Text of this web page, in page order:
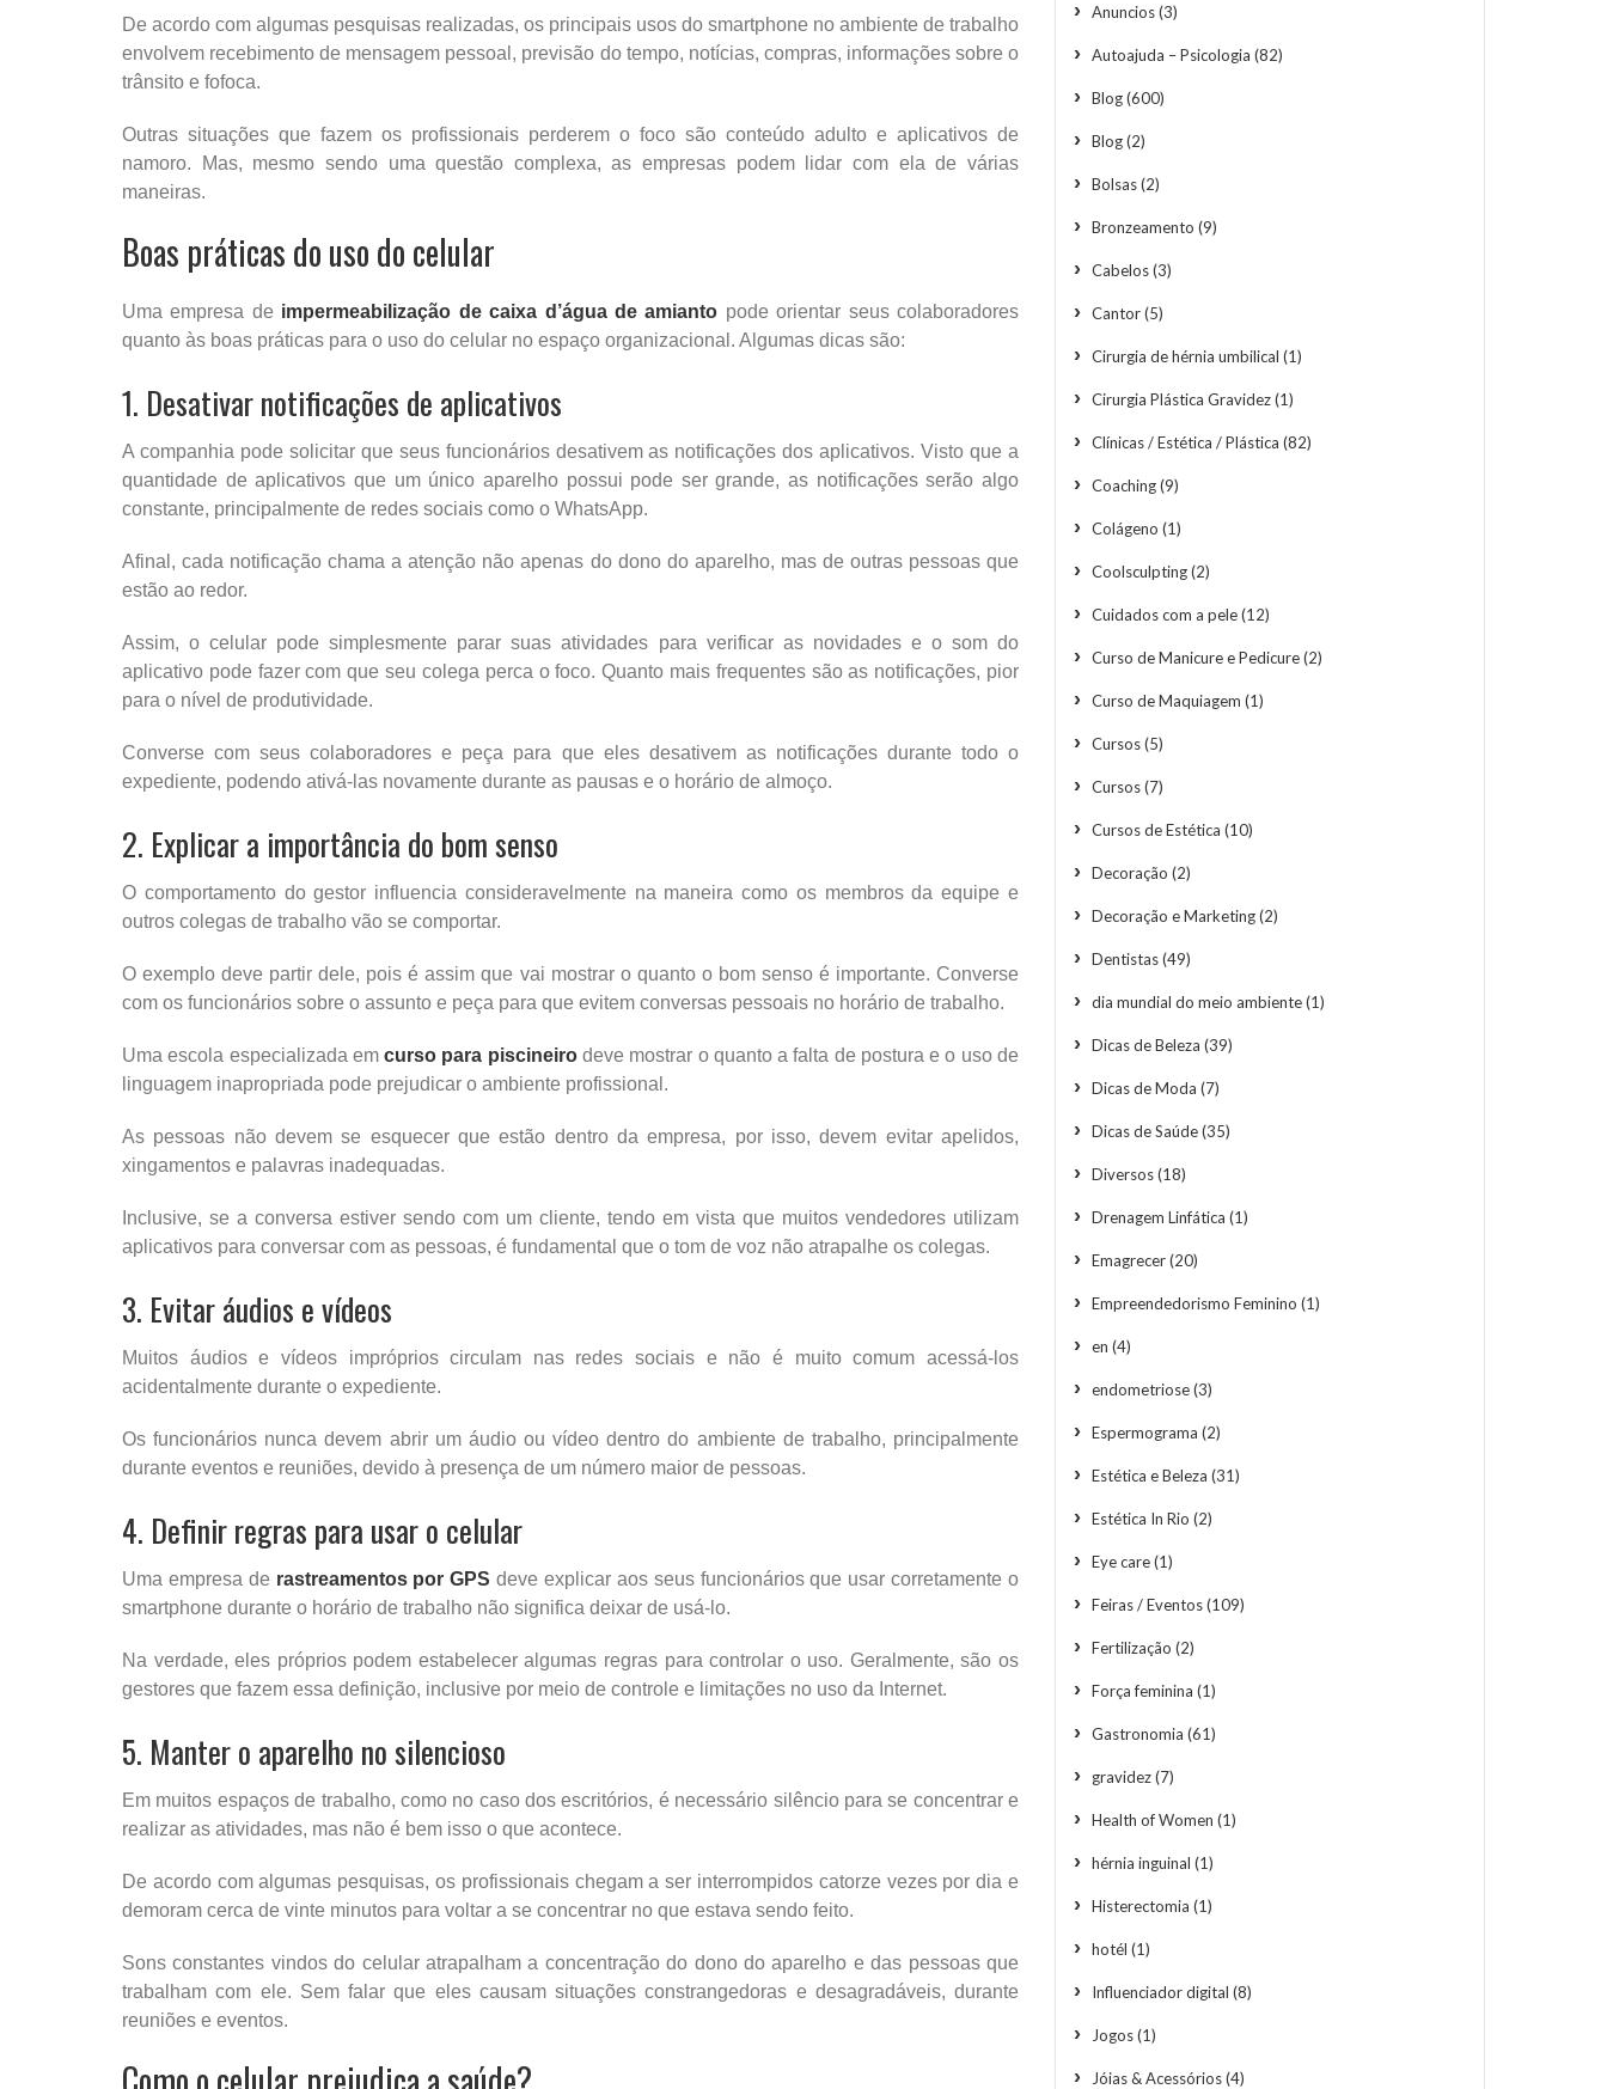
De acordo com algumas pesquisas realizadas, os principais usos do smartphone no ambiente de trabalho
envolvem recebimento de mensagem pessoal, previsão do tempo, notícias, compras, informações sobre o
trânsito e fofoca.
Outras situações que fazem os profissionais perderem o foco são conteúdo adulto e aplicativos de
namoro. Mas, mesmo sendo uma questão complexa, as empresas podem lidar com ela de várias
maneiras.
Boas práticas do uso do celular
Uma empresa de impermeabilização de caixa d’água de amianto pode orientar seus colaboradores
quanto às boas práticas para o uso do celular no espaço organizacional. Algumas dicas são:
1. Desativar notificações de aplicativos
A companhia pode solicitar que seus funcionários desativem as notificações dos aplicativos. Visto que a
quantidade de aplicativos que um único aparelho possui pode ser grande, as notificações serão algo
constante, principalmente de redes sociais como o WhatsApp.
Afinal, cada notificação chama a atenção não apenas do dono do aparelho, mas de outras pessoas que
estão ao redor.
Assim, o celular pode simplesmente parar suas atividades para verificar as novidades e o som do
aplicativo pode fazer com que seu colega perca o foco. Quanto mais frequentes são as notificações, pior
para o nível de produtividade.
Converse com seus colaboradores e peça para que eles desativem as notificações durante todo o
expediente, podendo ativá-las novamente durante as pausas e o horário de almoço.
2. Explicar a importância do bom senso
O comportamento do gestor influencia consideravelmente na maneira como os membros da equipe e
outros colegas de trabalho vão se comportar.
O exemplo deve partir dele, pois é assim que vai mostrar o quanto o bom senso é importante. Converse
com os funcionários sobre o assunto e peça para que evitem conversas pessoais no horário de trabalho.
Uma escola especializada emcurso para piscineirodeve mostrar o quanto a falta de postura e o uso de
linguagem inapropriada pode prejudicar o ambiente profissional.
As pessoas não devem se esquecer que estão dentro da empresa, por isso, devem evitar apelidos,
xingamentos e palavras inadequadas.
Inclusive, se a conversa estiver sendo com um cliente, tendo em vista que muitos vendedores utilizam
aplicativos para conversar com as pessoas, é fundamental que o tom de voz não atrapalhe os colegas.
3. Evitar áudios e vídeos
Muitos áudios e vídeos impróprios circulam nas redes sociais e não é muito comum acessá-los
acidentalmente durante o expediente.
Os funcionários nunca devem abrir um áudio ou vídeo dentro do ambiente de trabalho, principalmente
durante eventos e reuniões, devido à presença de um número maior de pessoas.
4. Definir regras para usar o celular
Uma empresa de rastreamentos por GPS deve explicar aos seus funcionários que usar corretamente o
smartphone durante o horário de trabalho não significa deixar de usá-lo.
Na verdade, eles próprios podem estabelecer algumas regras para controlar o uso. Geralmente, são os
gestores que fazem essa definição, inclusive por meio de controle e limitações no uso da Internet.
5. Manter o aparelho no silencioso
Em muitos espaços de trabalho, como no caso dos escritórios, é necessário silêncio para se concentrar e
realizar as atividades, mas não é bem isso o que acontece.
De acordo com algumas pesquisas, os profissionais chegam a ser interrompidos catorze vezes por dia e
demoram cerca de vinte minutos para voltar a se concentrar no que estava sendo feito.
Sons constantes vindos do celular atrapalham a concentração do dono do aparelho e das pessoas que
trabalham com ele. Sem falar que eles causam situações constrangedoras e desagradáveis, durante
reuniões e eventos.
Anuncios(3)
Autoajuda – Psicologia (82)
Blog(600)
Blog(2)
Bolsas(2)
Bronzeamento (9)
Cabelos(3)
Cantor(5)
Cirurgia de hérnia umbilical (1)
Cirurgia Plástica Gravidez(1)
Clínicas / Estética / Plástica (82)
Coaching(9)
Colágeno (1)
Coolsculpting(2)
Cuidados com a pele(12)
Curso de Manicure e Pedicure(2)
Curso de Maquiagem (1)
Cursos(5)
Cursos(7)
Cursos de Estética (10)
Decoração (2)
Decoração e Marketing(2)
Dentistas(49)
dia mundial do meio ambiente(1)
Dicas de Beleza (39)
Dicas de Moda (7)
Dicas de Saúde(35)
Diversos(18)
Drenagem Linfática (1)
Emagrecer(20)
Empreendedorismo Feminino (1)
en (4)
endometriose(3)
Espermograma (2)
Estética e Beleza (31)
Estética In Rio (2)
Eye care(1)
Feiras / Eventos(109)
Fertilização (2)
Força feminina (1)
Gastronomia (61)
gravidez(7)
Health of Women (1)
hérnia inguinal (1)
Histerectomia (1)
hotél (1)
Influenciador digital (8)
Jogos(1)
Jóias & Acessórios(4)